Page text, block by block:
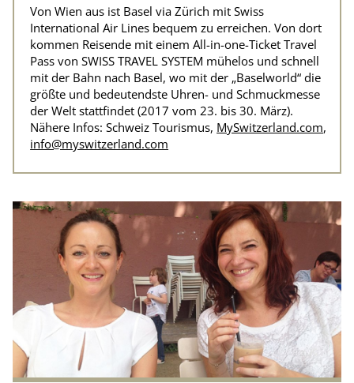
Von Wien aus ist Basel via Zürich mit Swiss
International Air Lines bequem zu erreichen. Von dort
kommen Reisende mit einem All-in-one-Ticket Travel
Pass von SWISS TRAVEL SYSTEM mühelos und schnell
mit der Bahn nach Basel, wo mit der „Baselworld“ die
größte und bedeutendste Uhren- und Schmuckmesse
der Welt stattfindet (2017 vom 23. bis 30. März).
Nähere Infos: Schweiz Tourismus, MySwitzerland.com,
info@myswitzerland.com